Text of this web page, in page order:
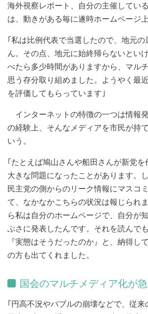
海外視察レポート、自分の主催してい
は、動きがある毎に遂時ホームページ
｢私は比例代表で当選したので、地元
ん。その点、地元に始終帰らないとい
べたら多少時間がありますから、マル
思う存分取り組めました。ようやく最
を評価してもらっています｣
インターネットの特徴の一つは情報
の経験上、そんなメディアを市民が持
いう。
｢たとえば鳩山さんや船田さんが新党
大きな問題になったことがあります。
民主党の側からのリーク情報にマスコ
て、なかなかこちらの状況は報じられ
ら私は自分のホームページで、自分が
ぶさに発表したんです。それを読んで
『実態はそうだったのか』と、納得し
の方も出てくれました。
国会のマルチメディア化が
｢円高不況やバブルの崩壊などで、従